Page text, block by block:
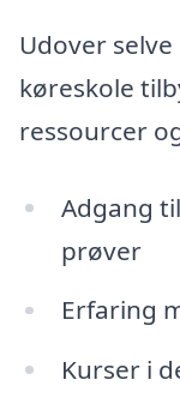
Udover
køreskole
ressourcer
Adgang
prøver
Erfaring
Kurser i